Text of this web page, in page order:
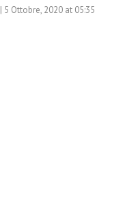
| 5 Ottobre, 2020 at 05:35